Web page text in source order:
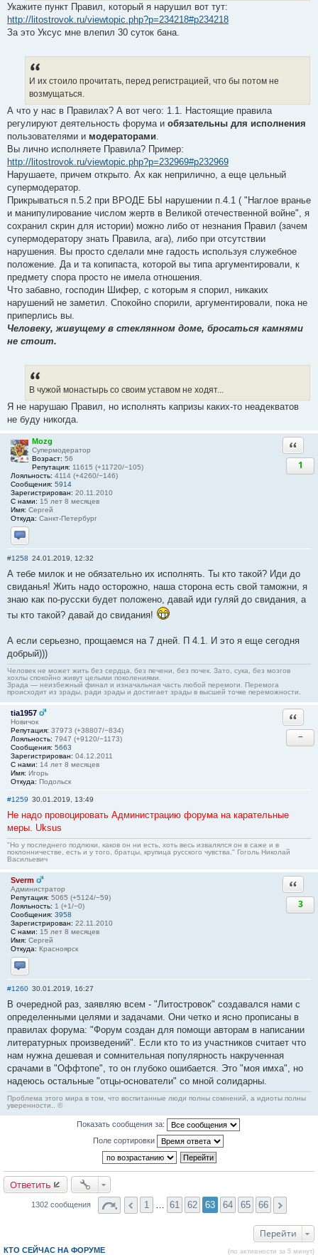
Укажите пункт Правил, который я нарушил вот тут:
http://litostrovok.ru/viewtopic.php?p=234218#p234218
За это Уксус мне влепил 30 суток бана.
И их стоило прочитать, перед регистрацией, что бы потом не
возмущаться.
А что у нас в Правилах? А вот чего: 1.1. Настоящие правила
регулируют деятельность форума и обязательны для исполнения
пользователями и модераторами
Вы лично исполняете Правила? Пример:
http://litostrovok.ru/viewtopic.php?p=232969#p232969
Нарушаете, причем открыто. Ах как неприлично, а еще цельный
супермодератор.
Прикрываться п.5.2 при ВРОДЕ БЫ нарушении п.4.1 ( "Наглое вранье
и манипулирование числом жертв в Великой отечественной войне", я
сохранил скрин для истории) можно либо от незнания Правил (зачем
супермодератору знать Правила, ага), либо при отсутствии
нарушения. Вы просто сделали мне гадость используя служебное
положение. Да и та копипаста, которой вы типа аргументировали, к
предмету спора просто не имела отношения.
Что забавно, господин Шифер, с которым я спорил, никаких
нарушений не заметил. Спокойно спорили, аргументировали, пока не
приперлись вы.
Человеку, живущему в стеклянном доме, бросаться камнями
не стоит.
В чужой монастырь со своим уставом не ходят...
Я не нарушаю Правил, но исполнять капризы каких-то неадекватов
не буду никогда.
Mozg
Супермодератор
Возраст: 56
Репутация: 11615 (+11720/−105)
Лояльность: 4114 (+4260/−146)
Сообщения: 5914
Зарегистрирован: 20.11.2010
С нами: 15 лет 8 месяцев
Имя: Сергей
Откуда: Санкт-Петербург
Отправить личное сообщение
1
#1258 24.01.2019, 12:32
А тебе милок и не обязательно их исполнять. Ты кто такой? Иди до
свиданья! Жить надо осторожно, наша сторона есть свой таможни, я
знаю как по-русски будет положено, давай иди гуляй до свидания, а
ты кто такой? давай до свидания!
А если серьезно, прощаемся на 7 дней. П 4.1. И это я еще сегодня
добрый)))
Человек не может жить без сердца, без печени, без почек. Зато, сука, без мозгов
хохлы спокойно живут целыми поколениями.
Зрада — неизбежный финал и изначальная часть любой перемоги. Перемога
происходит из зрады, ради зрады и достигает зрады в высшей точке переможности.
tia1957
Новичок
Репутация: 37973 (+38807/−834)
Лояльность: 7947 (+9120/−1173)
Сообщения: 5663
Зарегистрирован: 04.12.2011
С нами: 14 лет 8 месяцев
Имя: Игорь
Откуда: Подольск
−
#1259 30.01.2019, 13:49
Не надо провоцировать Администрацию форума на карательные
меры. Uksus
"Но у последнего подлюки, каков он ни есть, хоть весь извалялся он в саже и в
поклонничестве, есть и у того, братцы, крупица русского чувства." Гоголь Николай
Васильевич
Sverm
Администратор
Репутация: 5065 (+5124/−59)
Лояльность: 1 (+1/−0)
Сообщения: 3958
Зарегистрирован: 22.11.2010
С нами: 15 лет 8 месяцев
Имя: Сергей
Откуда: Красноярск
Отправить личное сообщение
3
#1260 30.01.2019, 16:27
В очередной раз, заявляю всем - "Литостровок" создавался нами с
определенными целями и задачами. Они четко и ясно прописаны в
правилах форума: "Форум создан для помощи авторам в написании
литературных произведений". Если кто то из участников считает что
нам нужна дешевая и сомнительная популярность накрученная
срачами в "Оффтопе", то он глубоко ошибается. Это "моя имха", но
надеюсь остальные "отцы-основатели" со мной солидарны.
Проблема этого мира в том, что воспитанные люди полны сомнений, а идиоты полны
уверенности.. ©
Показать сообщения за:
Поле сортировки
Ответить
1302 сообщения 1 … 61 62 63 64 65 66
Перейти
КТО СЕЙЧАС НА ФОРУМЕ (по активности за 5 минут)